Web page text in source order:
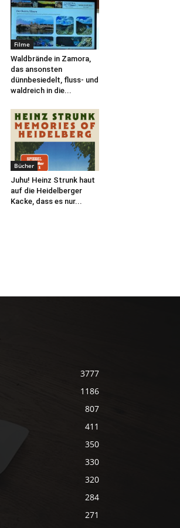
Filme
Waldbrände in Zamora,
das ansonsten
dünnbesiedelt, fluss- und
waldreich in die...
Bücher
Juhu! Heinz Strunk haut
auf die Heidelberger
Kacke, dass es nur...
3777
1186
807
411
350
330
320
284
271